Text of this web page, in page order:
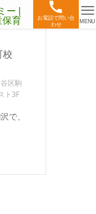
お電話で問い合
わせ
MENU
区駒
ト3F
で、